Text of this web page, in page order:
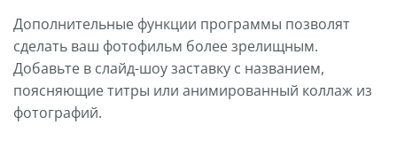
Дополнительные функции программы позволят
сделать ваш фотофильм более зрелищным.
Добавьте в слайд-шоу заставку с названием,
поясняющие титры или анимированный коллаж из
фотографий.